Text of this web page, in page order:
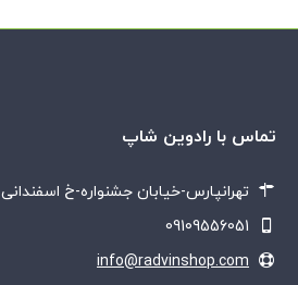
تماس با رادوین شاپ
تهرانپارس-خیابان جشنواره-خ اسفندانی
09109556051
info@radvinshop.com